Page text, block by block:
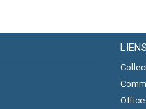
Office